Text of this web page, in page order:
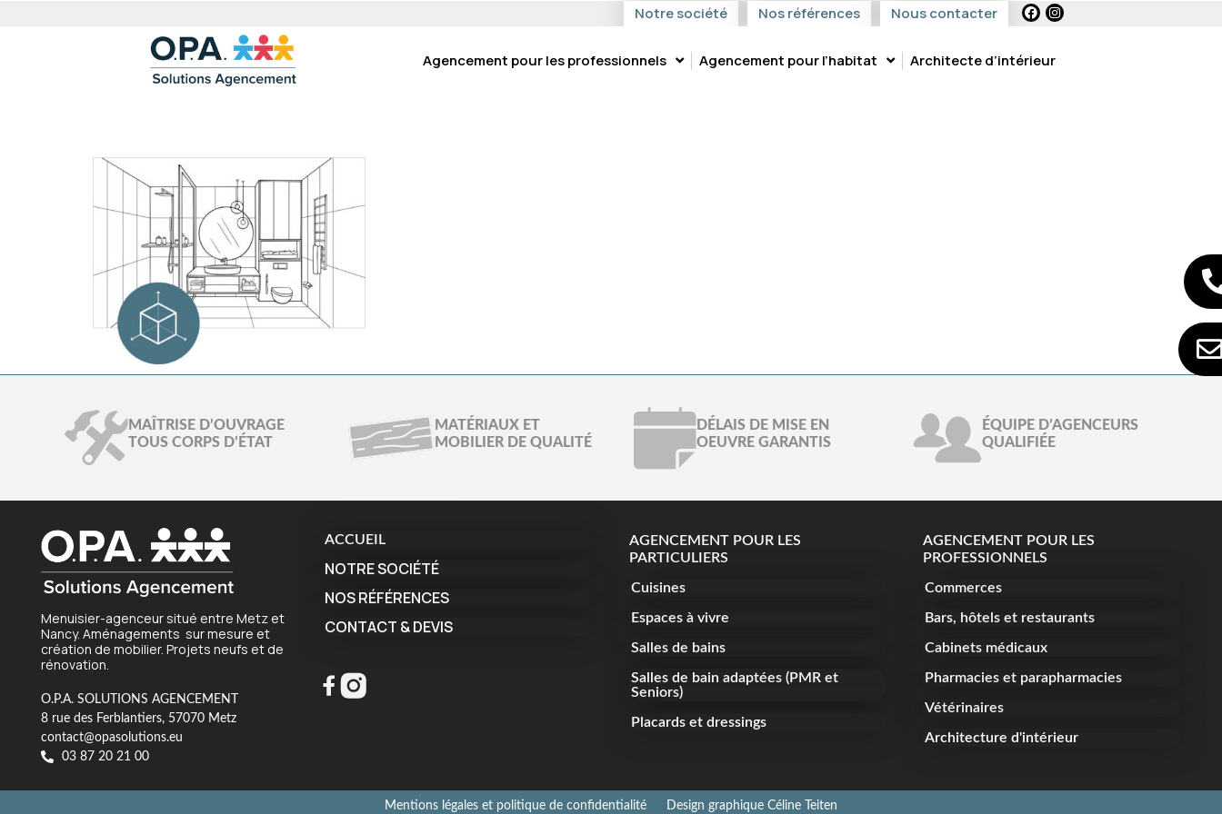
Notre société Nos références Nous contacter
Agencement pour les professionnels Agencement pour l’habitat Architecte d’intérieur
MAÎTRISE D’OUVRAGE
TOUS CORPS D’ÉTAT
MATÉRIAUX ET
MOBILIER DE QUALITÉ
DÉLAIS DE MISE EN
OEUVRE GARANTIS
ÉQUIPE D’AGENCEURS
QUALIFIÉE
Menuisier-agenceur situé entre Metz et
Nancy. Aménagements sur mesure et
création de mobilier. Projets neufs et de
rénovation.
O.P.A. SOLUTIONS AGENCEMENT
8 rue des Ferblantiers, 57070 Metz
contact@opasolutions.eu
03 87 20 21 00
ACCUEIL
NOTRE SOCIÉTÉ
NOS RÉFÉRENCES
CONTACT & DEVIS
AGENCEMENT POUR LES
PARTICULIERS
Cuisines
Espaces à vivre
Salles de bains
Salles de bain adaptées (PMR et
Seniors)
Placards et dressings
AGENCEMENT POUR LES
PROFESSIONNELS
Commerces
Bars, hôtels et restaurants
Cabinets médicaux
Pharmacies et parapharmacies
Vétérinaires
Architecture d'intérieur
Mentions légales et politique de confidentialité Design graphique Céline Teiten